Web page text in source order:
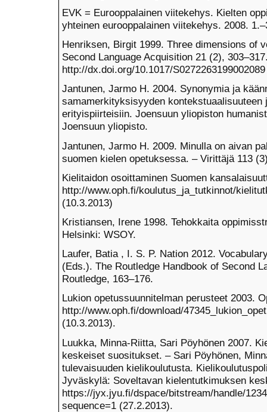
EVK = Eurooppalainen viitekehys. Kielten
yhteinen eurooppalainen viitekehys. 2008.
Henriksen, Birgit 1999. Three dimensions of
Second Language Acquisition 21 (2),
http://dx.doi.org/10.1017/S0272263199002089
Jantunen, Jarmo H. 2004. Synonymia ja
samamerkityksisyyden
erityispiirteisiin. Joensuun yliopiston
Joensuun yliopisto.
Jantunen, Jarmo H. 2009. Minulla on aivan
suomen kielen opetuksessa. – Virittäjä 113
Kielitaidon osoittaminen Suomen
http://www.oph.fi/koulutus_ja_tutkinnot/
(10.3.2013)
Kristiansen, Irene 1998. Tehokkaita
Helsinki: WSOY.
Laufer, Batia , I. S. P. Nation 2012.
(Eds.). The Routledge Handbook of Second
Routledge, 163–176.
Lukion opetussuunnitelman perusteet 2003.
http://www.oph.fi/download/
(10.3.2013).
Luukka, Minna-Riitta, Sari Pöyhönen 2007.
keskeiset suositukset. – Sari Pöyhönen,
tulevaisuuden kielikoulutusta.
Jyväskylä: Soveltavan kielentutkimuksen
https://jyx.jyu.fi/dspace/bitstream/handle/
sequence=1 (27.2.2013).